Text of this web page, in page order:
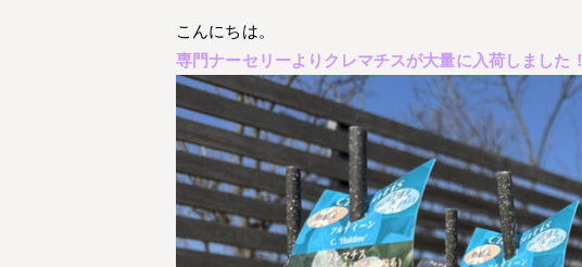
こんにちは。
専門ナーセリーよりクレマチスが大量に入荷しました！